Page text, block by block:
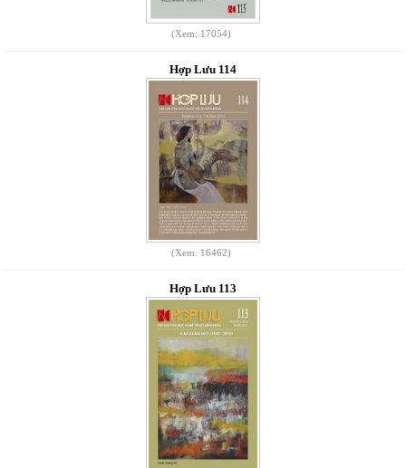
(Xem: 17054)
Hợp Lưu 114
(Xem: 16462)
Hợp Lưu 113